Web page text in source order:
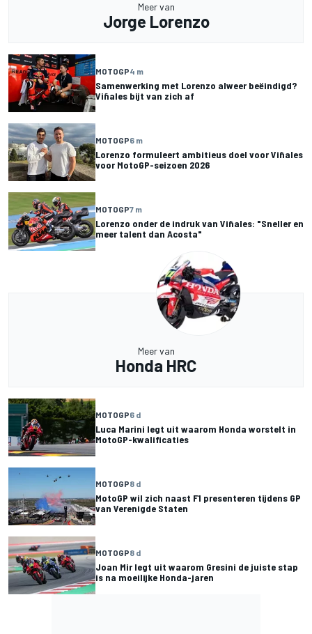
Meer van
Jorge Lorenzo
MOTOGP4 m
Samenwerking met Lorenzo alweer beëindigd?
Viñales bijt van zich af
MOTOGP6 m
Lorenzo formuleert ambitieus doel voor Viñales
voor MotoGP-seizoen 2026
MOTOGP7 m
Lorenzo onder de indruk van Viñales: "Sneller en
meer talent dan Acosta"
Meer van
Honda HRC
MOTOGP6 d
Luca Marini legt uit waarom Honda worstelt in
MotoGP-kwalificaties
MOTOGP8 d
MotoGP wil zich naast F1 presenteren tijdens GP
van Verenigde Staten
MOTOGP8 d
Joan Mir legt uit waarom Gresini de juiste stap
is na moeilijke Honda-jaren